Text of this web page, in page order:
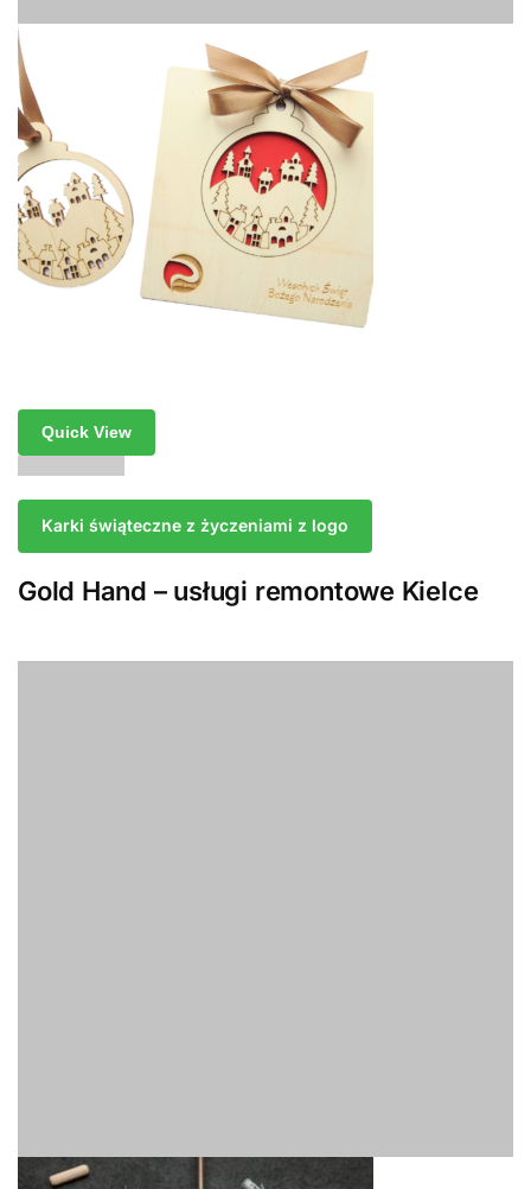
Quick View
Karki świąteczne z życzeniami z logo
Gold Hand – usługi remontowe Kielce